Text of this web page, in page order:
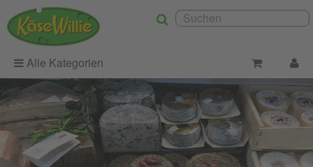
Alle Kategorien